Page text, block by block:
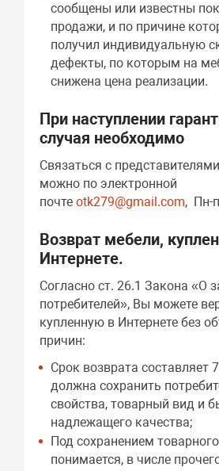
сообщены или известны
продажи, и по причине
получил индивидуальную
дефекты, по которым на
снижена цена реализации.
При наступлении
случая необходимо
Связаться с
можно по электронной
почтеotk279@gmail.com, Пн-
Возврат мебели,
Интернете.
Согласно ст. 26.1 Закона «О
потребителей», Вы можете
купленную в Интернете без
причин:
Срок возврата составляет
должна сохранить
свойства, товарный вид и
надлежащего качества;
Под сохранением
понимается, в числе